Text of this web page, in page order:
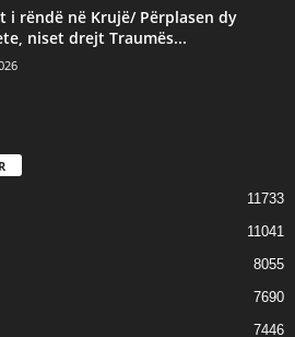
i rëndë në Krujë/ Përplasen dy
niset drejt Traumës...
11733
11041
8055
7690
7446